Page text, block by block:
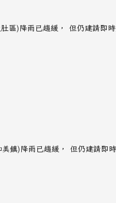
區)降雨已趨緩， 但仍建請即
鎮)降雨已趨緩， 但仍建請即